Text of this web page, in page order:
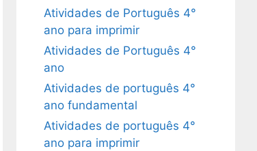
Atividades de Português 4°
ano para imprimir
Atividades de Português 4°
ano
Atividades de português 4°
ano fundamental
Atividades de português 4°
ano para imprimir